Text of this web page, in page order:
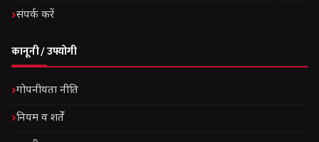
संपर्क करें
कानूनी / उपयोगी
गोपनीयता नीति
नियम व शर्तें